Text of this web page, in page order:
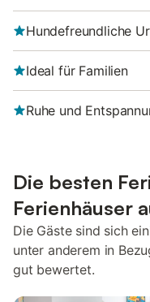
Hundefreundliche
Ideal für Familien
Ruhe und
Die besten
Ferienhäuser
Die Gäste sind sich
unter anderem in
gut bewertet.